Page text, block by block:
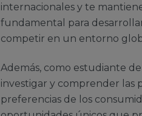
internacionales y te
fundamental para
competir en un entorno
Además, como estudiante
investigar y comprender las
preferencias de los